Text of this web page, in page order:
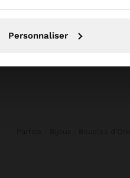
Personnaliser
Non, je